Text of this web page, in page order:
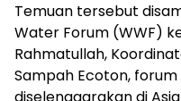
Temuan tersebut
Water Forum (WWF)
Rahmatullah,
Sampah Ecoton,